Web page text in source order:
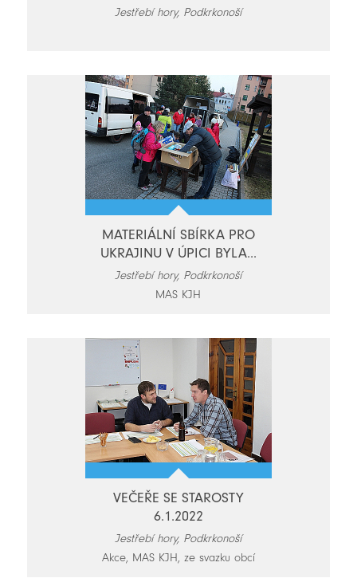
Jestřebí hory, Podkrkonoší
MATERIÁLNÍ SBÍRKA PRO
UKRAJINU V ÚPICI BYLA...
Jestřebí hory, Podkrkonoší
MAS KJH
VEČEŘE SE STAROSTY
6.1.2022
Jestřebí hory, Podkrkonoší
Akce, MAS KJH, ze svazku obcí